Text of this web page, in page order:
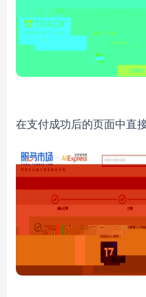
在支付成功后的页面中直